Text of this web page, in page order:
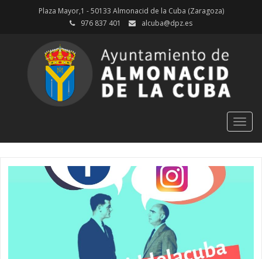
Plaza Mayor,1 - 50133 Almonacid de la Cuba (Zaragoza)
976 837 401
alcuba@dpz.es